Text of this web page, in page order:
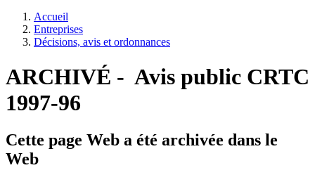
Accueil
Entreprises
Décisions, avis et ordonnances
ARCHIVÉ - Avis public CRTC
1997-96
Cette page Web a été archivée dans le
Web